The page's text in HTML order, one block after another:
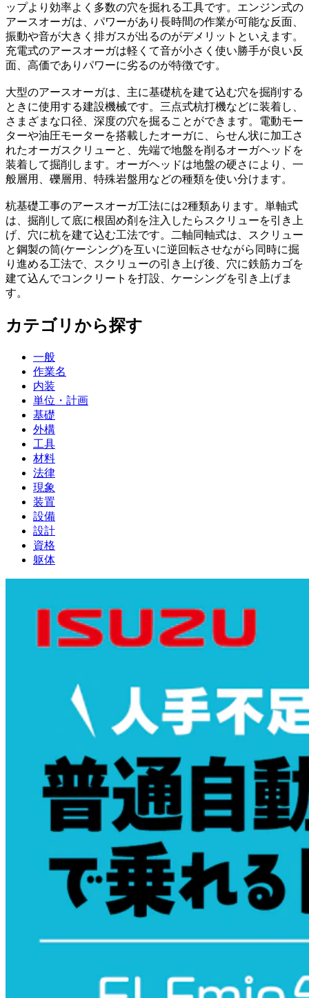
ップより効率よく多数の穴を掘れる工具です。エンジン式の
アースオーガは、パワーがあり長時間の作業が可能な反面、
振動や音が大きく排ガスが出るのがデメリットといえます。
充電式のアースオーガは軽くて音が小さく使い勝手が良い反
面、高価でありパワーに劣るのが特徴です。
大型のアースオーガは、主に基礎杭を建て込む穴を掘削する
ときに使用する建設機械です。三点式杭打機などに装着し、
さまざまな口径、深度の穴を掘ることができます。電動モー
ターや油圧モーターを搭載したオーガに、らせん状に加工さ
れたオーガスクリューと、先端で地盤を削るオーガヘッドを
装着して掘削します。オーガヘッドは地盤の硬さにより、一
般層用、礫層用、特殊岩盤用などの種類を使い分けます。
杭基礎工事のアースオーガ工法には2種類あります。単軸式
は、掘削して底に根固め剤を注入したらスクリューを引き上
げ、穴に杭を建て込む工法です。二軸同軸式は、スクリュー
と鋼製の筒(ケーシング)を互いに逆回転させながら同時に掘
り進める工法で、スクリューの引き上げ後、穴に鉄筋カゴを
建て込んでコンクリートを打設、ケーシングを引き上げま
す。
カテゴリから探す
一般
作業名
内装
単位・計画
基礎
外構
工具
材料
法律
現象
装置
設備
設計
資格
躯体